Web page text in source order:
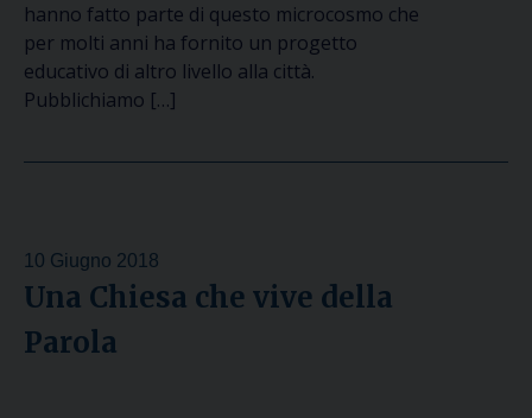
hanno fatto parte di questo microcosmo che
per molti anni ha fornito un progetto
educativo di altro livello alla città.
Pubblichiamo […]
10 Giugno 2018
Una Chiesa che vive della
Parola